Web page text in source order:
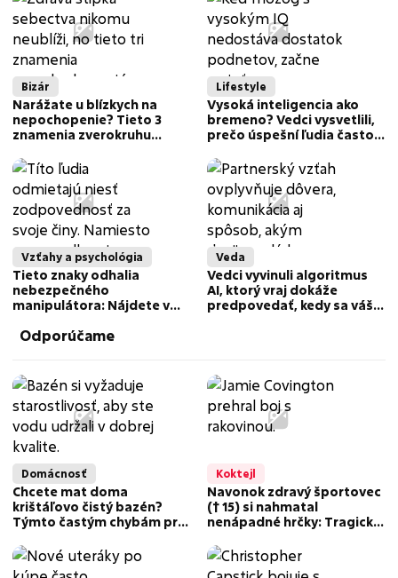
Bizár
Narážate u blízkych na
nepochopenie? Tieto 3
znamenia zverokruhu
najväčších sebcov
Lifestyle
Vysoká inteligencia ako
bremeno? Vedci vysvetlili,
prečo úspešní ľudia často
vzťahoch
Vzťahy a psychológia
Tieto znaky odhalia
nebezpečného
manipulátora: Nájdete v
poznáte?
Veda
Vedci vyvinuli algoritmus
AI, ktorý vraj dokáže
predpovedať, kedy sa váš
Odporúčame
Domácnosť
Chcete mat doma
krištáľovo čistý bazén?
Týmto častým chybám pri
vyhnite
Koktejl
Navonok zdravý športovec
(† 15) si nahmatal
nenápadné hrčky: Tragické
neskoro